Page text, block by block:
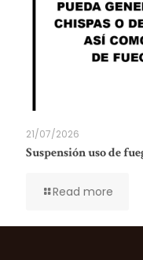
21/07/2026
Suspensión uso de
Read more